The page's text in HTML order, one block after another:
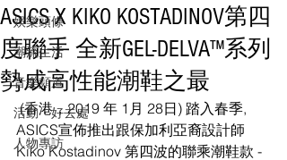
娛樂頭條
潮流生活
音樂頻道
活動・好去處
人物專訪
ASICS X KIKO KOSTADINOV第四
度聯手 全新GEL-DELVA™系列
勢成高性能潮鞋之最
(香港，2019 年 1月 28日) 踏入春季,
ASICS宣佈推出跟保加利亞裔設計師
Kiko Kostadinov 第四波的聯乘潮鞋款 -